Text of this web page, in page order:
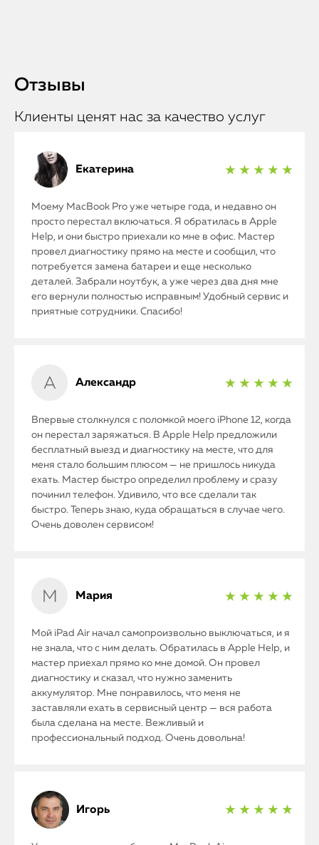
Отзывы
Клиенты ценят нас за качество услуг
Екатерина ★ ★ ★ ★ ★
Моему MacBook Pro уже четыре года, и недавно он
просто перестал включаться. Я обратилась в Apple
Help, и они быстро приехали ко мне в офис. Мастер
провел диагностику прямо на месте и сообщил, что
потребуется замена батареи и еще несколько
деталей. Забрали ноутбук, а уже через два дня мне
его вернули полностью исправным! Удобный сервис и
приятные сотрудники. Спасибо!
Александр ★ ★ ★ ★ ★
Впервые столкнулся с поломкой моего iPhone 12, когда
он перестал заряжаться. В Apple Help предложили
бесплатный выезд и диагностику на месте, что для
меня стало большим плюсом — не пришлось никуда
ехать. Мастер быстро определил проблему и сразу
починил телефон. Удивило, что все сделали так
быстро. Теперь знаю, куда обращаться в случае чего.
Очень доволен сервисом!
Мария ★ ★ ★ ★ ★
Мой iPad Air начал самопроизвольно выключаться, и я
не знала, что с ним делать. Обратилась в Apple Help, и
мастер приехал прямо ко мне домой. Он провел
диагностику и сказал, что нужно заменить
аккумулятор. Мне понравилось, что меня не
заставляли ехать в сервисный центр — вся работа
была сделана на месте. Вежливый и
профессиональный подход. Очень довольна!
Игорь ★ ★ ★ ★ ★